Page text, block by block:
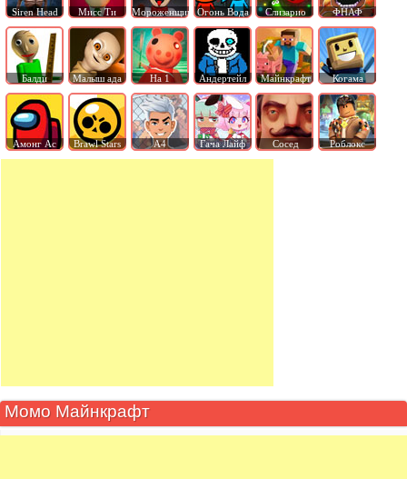
Siren Head Мисс Ти Мороженщик Огонь Вода Слизарио ФНАФ
Балди Малыш ада На 1 Андертейл Майнкрафт Когама
Амонг Ас Brawl Stars А4 Гача Лайф Сосед Роблокс
Момо Майнкрафт